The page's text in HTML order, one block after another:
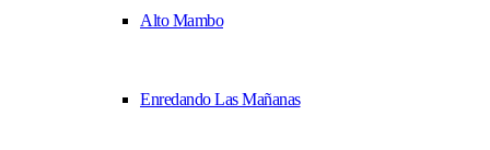
Alto Mambo
Enredando Las Mañanas